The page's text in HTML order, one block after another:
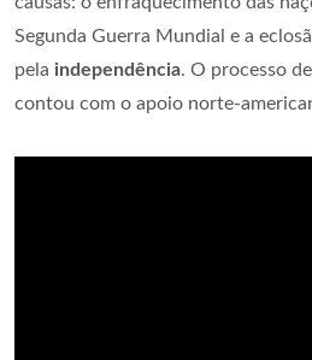
Segunda Guerra Mundial e a
pela independência. O processo
contou com o apoio norte-